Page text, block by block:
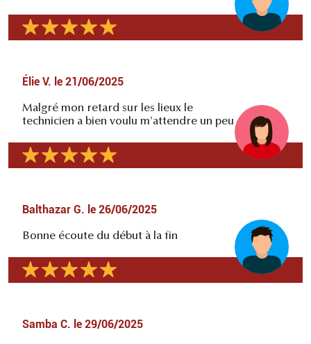
Élie V. le 21/06/2025
Malgré mon retard sur les lieux le
technicien a bien voulu m'attendre un peu
Balthazar G. le 26/06/2025
Bonne écoute du début à la fin
Samba C. le 29/06/2025